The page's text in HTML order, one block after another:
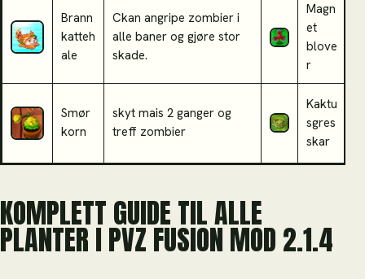
Brann
katteh
ale
Ckan angripe zombier i
alle baner og gjøre stor
skade.
Magn
et
blove
r
Smør
korn
skyt mais 2 ganger og
treff zombier
Kaktu
sgres
skar
KOMPLETT GUIDE TIL ALLE
PLANTER I PVZ FUSION MOD 2.1.4